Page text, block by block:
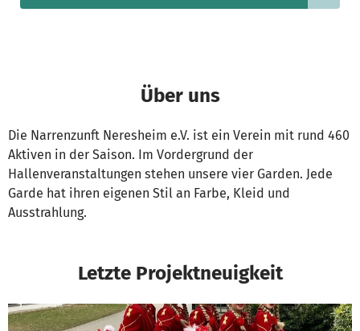
Über uns
Die Narrenzunft Neresheim e.V. ist ein Verein mit rund 460
Aktiven in der Saison. Im Vordergrund der
Hallenveranstaltungen stehen unsere vier Garden. Jede
Garde hat ihren eigenen Stil an Farbe, Kleid und
Ausstrahlung.
Letzte Projektneuigkeit